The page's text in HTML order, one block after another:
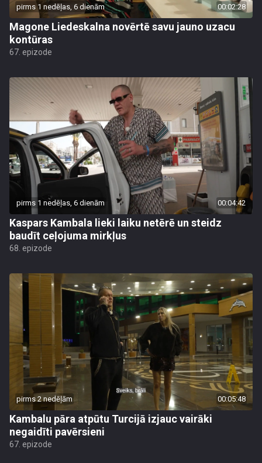
pirms 1 nedēļas, 6 dienām 00:02:28
Magone Liedeskalna novērtē savu jauno uzacu
kontūras
67. epizode
pirms 1 nedēļas, 6 dienām 00:04:42
Kaspars Kambala lieki laiku netērē un steidz
baudīt ceļojuma mirkļus
68. epizode
pirms 2 nedēļām 00:05:48
Kambalu pāra atpūtu Turcijā izjauc vairāki
negaidīti pavērsieni
67. epizode